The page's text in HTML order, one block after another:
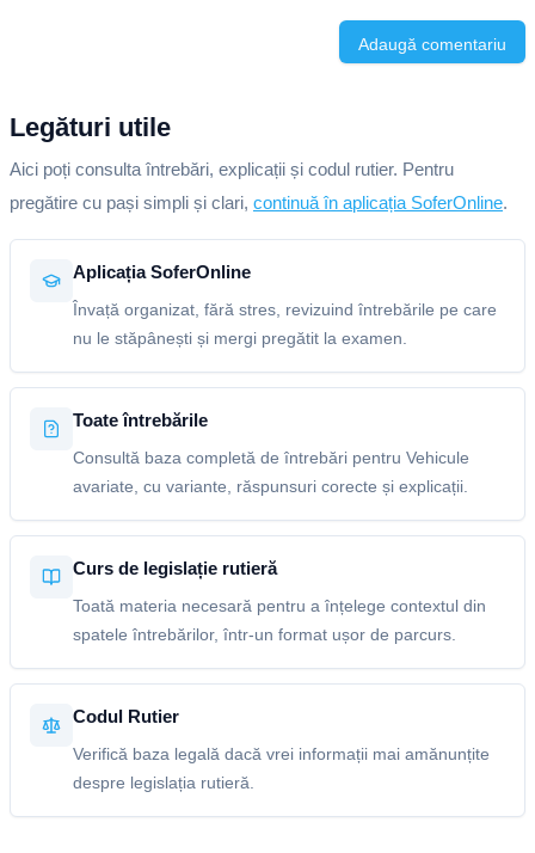
Adaugă comentariu
Legături utile
Aici poți consulta întrebări, explicații și codul rutier. Pentru
pregătire cu pași simpli și clari, continuă în aplicația SoferOnline.
Aplicația SoferOnline
Învață organizat, fără stres, revizuind întrebările pe care
nu le stăpânești și mergi pregătit la examen.
Toate întrebările
Consultă baza completă de întrebări pentru Vehicule
avariate, cu variante, răspunsuri corecte și explicații.
Curs de legislație rutieră
Toată materia necesară pentru a înțelege contextul din
spatele întrebărilor, într-un format ușor de parcurs.
Codul Rutier
Verifică baza legală dacă vrei informații mai amănunțite
despre legislația rutieră.